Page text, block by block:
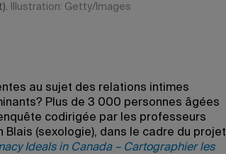
Illustration: Getty/Images
au sujet des relations intimes
Plus de 3 000 personnes âgées
codirigée par les professeurs
(sexologie), dans le cadre du projet
Ideals in Canada – Cartographier les